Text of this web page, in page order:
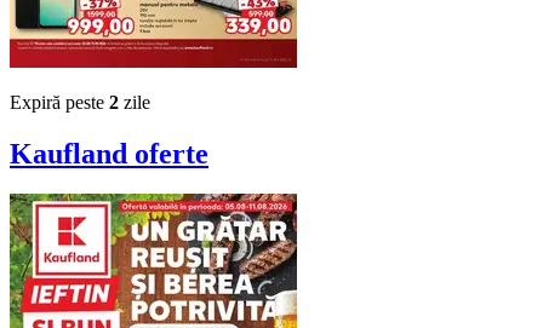
Expiră peste 2 zile
Kaufland oferte